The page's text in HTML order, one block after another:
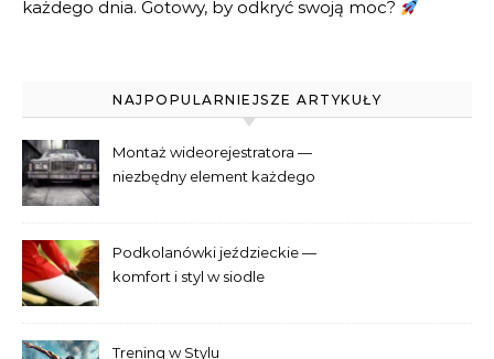
każdego dnia. Gotowy, by odkryć swoją moc?
NAJPOPULARNIEJSZE ARTYKUŁY
Montaż wideorejestratora —
niezbędny element każdego
Podkolanówki jeździeckie —
komfort i styl w siodle
Trening w Stylu